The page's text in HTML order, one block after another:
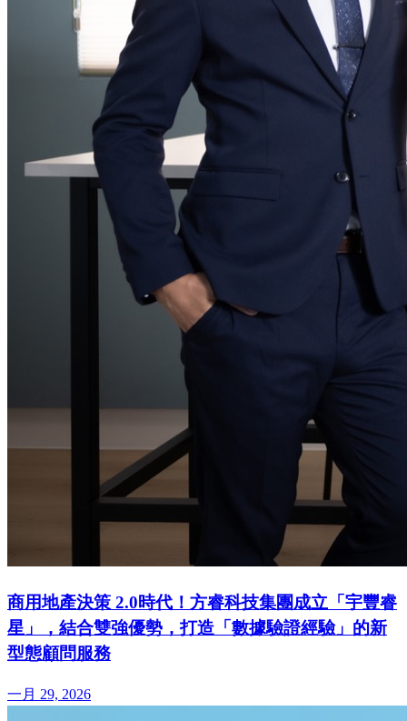
商用地產決策 2.0時代！方睿科技集團成立「宇豐睿
星」，結合雙強優勢，打造「數據驗證經驗」的新
型態顧問服務
一月 29, 2026